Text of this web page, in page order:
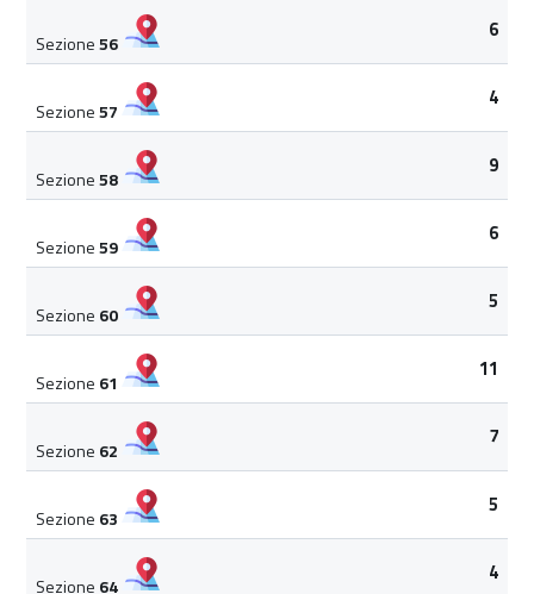
Sezione56
6
Sezione57
4
Sezione58
9
Sezione59
6
Sezione 60
5
Sezione 61
11
Sezione 62
7
Sezione 63
5
Sezione 64
4